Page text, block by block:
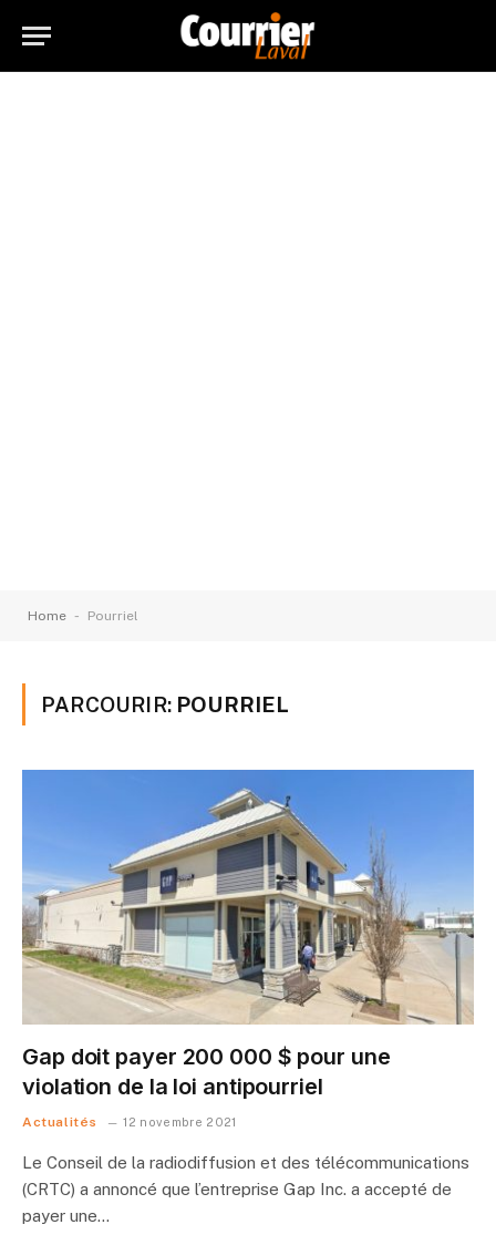
Home - Pourriel
PARCOURIR: POURRIEL
Gap doit payer 200 000 $ pour une
violation de la loi antipourriel
Actualités 12 novembre 2021
Le Conseil de la radiodiffusion et des télécommunications
(CRTC) a annoncé que l’entreprise Gap Inc. a accepté de
payer une…